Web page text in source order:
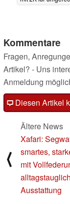
Kommentare
Fragen,
Artikel? - Uns
Anmeldung
Diesen Artikel
⟨
Ältere News
Xafari:
smartes,
mit
Ausstattung